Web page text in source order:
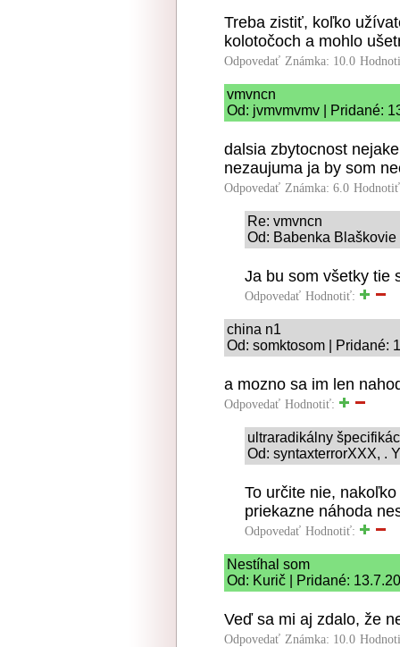
Treba zistiť, koľko
kolotočoch a mohlo
Odpovedať Známka: 10.0
vmvncn
Od: jvmvmvmv | Pridané:
dalsia zbytocnost
nezaujuma ja by som
Odpovedať Známka: 6.0
Re: vmvncn
Od: Babenka
Ja bu som všetky tie
Odpovedať Hodnotiť:
china n1
Od: somktosom | Pridané:
a mozno sa im len
Odpovedať Hodnotiť:
ultraradikálny
Od: syntaxterrorXXX, .
To určite nie,
priekazne náhoda
Odpovedať Hodnotiť:
Nestíhal som
Od: Kurič | Pridané:
Veď sa mi aj zdalo, že
Odpovedať Známka: 10.0